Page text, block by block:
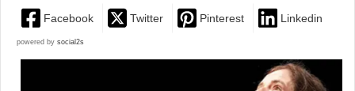
Facebook Twitter Pinterest Linkedin
powered by social2s